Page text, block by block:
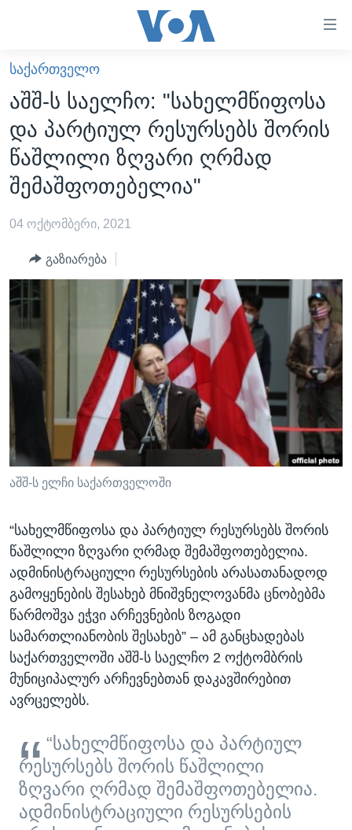
ხელმისაწვდომობისთვის
გადადით
მთავარზე
გადადით
მთავარ
ნავიგაციაზე
გადადით
ძიებაზე
ᲐᲮᲐᲚᲘ ᲐᲛᲑᲔᲑᲘ
ᲡᲐᲥᲐᲠᲗᲕᲔᲚᲝ
ᲐᲨᲨ
ᲐᲨᲨ-ᲘᲡ ᲐᲠᲩᲔᲕᲜᲔᲑᲘ 2024
ᲛᲡᲝᲤᲚᲘᲝ
ᲕᲘᲓᲔᲝᲔᲑᲘ
ᲒᲐᲓᲐᲪᲔᲛᲔᲑᲘ
ᲕᲐᲨᲘᲜᲒᲢᲝᲜᲘ ᲓᲦᲔᲡ
ᲮᲔᲓᲕᲐ ᲕᲐᲨᲘᲜᲒᲢᲝᲜᲘᲓᲐᲜ
ᲡᲢᲣᲓᲘᲐ ᲕᲐᲨᲘᲜᲒᲢᲝᲜᲘ
ᲡᲮᲕᲐ ᲡᲘᲐᲮᲚᲔᲔᲑᲘ
ᲔᲙᲝᲜᲝᲛᲘᲙᲐ
ᲯᲐᲜᲛᲠᲗᲔᲚᲝᲑᲐ
ᲛᲔᲪᲜᲘᲔᲠᲔᲑᲐ
ᲘᲜᲢᲔᲠᲕᲘᲣ
ᲙᲣᲚᲢᲣᲠᲐ
ᲓᲔᲖᲘᲜᲤᲝᲠᲛᲐᲪᲘᲐ
ᲠᲣᲡᲔᲗᲘᲡ ᲨᲔᲭᲠᲐ ᲣᲙᲠᲐᲘᲜᲐᲨᲘ
Learning English
ᲗᲕᲐᲚᲘ ᲒᲕᲐᲓᲔᲕᲜᲔᲗ
ᲡᲐᲥᲐᲠᲗᲕᲔᲚᲝ
აშშ-ს საელჩო: "სახელმწიფოსა
და პარტიულ რესურსებს შორის
წაშლილი ზღვარი ღრმად
შემაშფოთებელია"
04 ოქტომბერი, 2021
გაზიარება
აშშ-ს ელჩი საქართველოში
“სახელმწიფოსა და პარტიულ რესურსებს შორის
წაშლილი ზღვარი ღრმად შემაშფოთებელია.
ადმინისტრაციული რესურსების არასათანადოდ
გამოყენების შესახებ მნიშვნელოვანმა ცნობებმა
წარმოშვა ეჭვი არჩევნების ზოგადი
სამართლიანობის შესახებ” – ამ განცხადებას
საქართველოში აშშ-ს საელჩო 2 ოქტომბრის
მუნიციპალურ არჩევნებთან დაკავშირებით
ავრცელებს.
“სახელმწიფოსა და პარტიულ
რესურსებს შორის წაშლილი
ზღვარი ღრმად შემაშფოთებელია.
ადმინისტრაციული რესურსების